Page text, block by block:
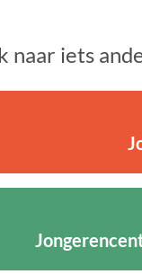
naar iets